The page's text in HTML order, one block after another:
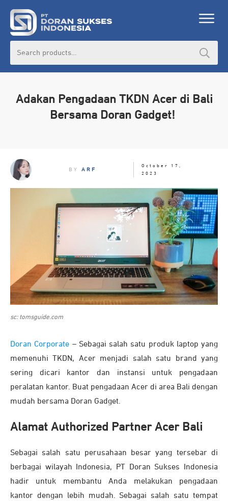
Adakan Pengadaan TKDN Acer di Bali
Bersama Doran Gadget!
BYARF
October 17,
2023
sc: tomsguide.com
Doran Corporate – Sebagai salah satu produk laptop yang
memenuhi TKDN, Acer menjadi salah satu brand yang
sering dicari kantor dan instansi untuk pengadaan
peralatan kantor. Buat pengadaan Acer di area Bali dengan
mudah bersama Doran Gadget.
Alamat Authorized Partner Acer Bali
Sebagai salah satu perusahaan besar yang tersebar di
berbagai wilayah Indonesia, PT Doran Sukses Indonesia
hadir untuk membantu Anda melakukan pengadaan
kantor dengan lebih mudah. Sebagai salah satu tempat